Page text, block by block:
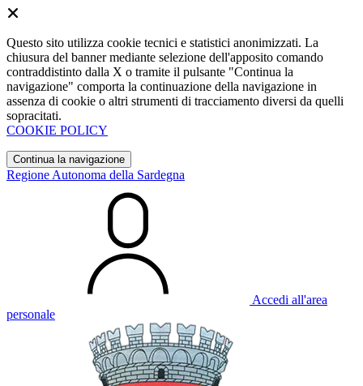
Questo sito utilizza cookie tecnici e statistici anonimizzati. La
chiusura del banner mediante selezione dell'apposito comando
contraddistinto dalla X o tramite il pulsante "Continua la
navigazione" comporta la continuazione della navigazione in
assenza di cookie o altri strumenti di tracciamento diversi da quelli
sopracitati.
COOKIE POLICY
Continua la navigazione
Regione Autonoma della Sardegna
Accedi all'area
personale